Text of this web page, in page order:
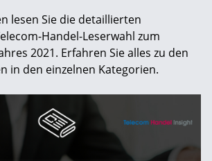
lesen Sie die detaillierten
Handel-Leserwahl zum
2021. Erfahren Sie alles zu den
in den einzelnen Kategorien.